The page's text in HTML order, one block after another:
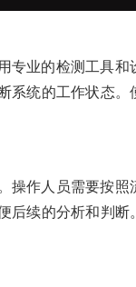
专业的检测工具
统的工作状态
作人员需要按
续的分析和判